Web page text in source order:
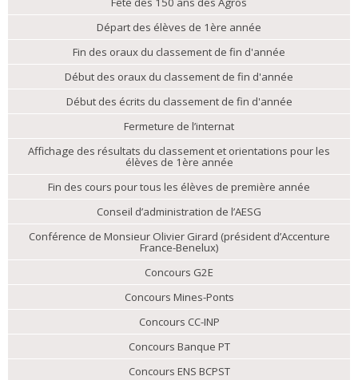
Départ des élèves de 1ère année
Fin des oraux du classement de fin d'année
Début des oraux du classement de fin d'année
Début des écrits du classement de fin d'année
Fermeture de l’internat
Affichage des résultats du classement et orientations pour les
élèves de 1ère année
Fin des cours pour tous les élèves de première année
Conseil d’administration de l’AESG
Conférence de Monsieur Olivier Girard (président d’Accenture
France-Benelux)
Concours G2E
Concours Mines-Ponts
Concours CC-INP
Concours Banque PT
Concours ENS BCPST